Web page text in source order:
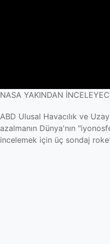
NASA YAKINDAN
ABD Ulusal Havacılık ve
azalmanın Dünya'nın
incelemek için üç sondaj